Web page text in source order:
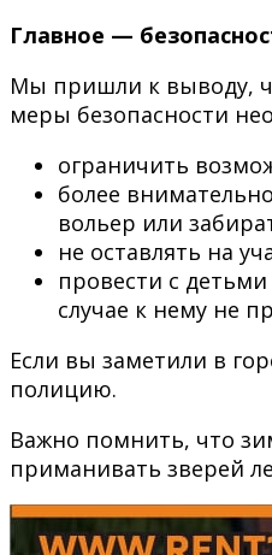
Главное —
Мы пришли к выводу,
меры безопасности
ограничить
более
вольер или
не оставлять на
провести с
случае к нему не
Если вы заметили в
полицию.
Важно помнить, что
приманивать зверей